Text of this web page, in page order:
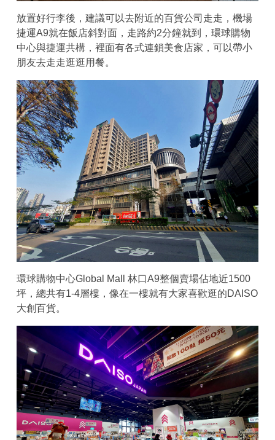
放置好行李後，建議可以去附近的百貨公司走走，機場
捷運A9就在飯店斜對面，走路約2分鐘就到，環球購物
中心與捷運共構，裡面有各式連鎖美食店家，可以帶小
朋友去走走逛逛用餐。
環球購物中心Global Mall 林口A9整個賣場佔地近1500
坪，總共有1-4層樓，像在一樓就有大家喜歡逛的DAISO
大創百貨。